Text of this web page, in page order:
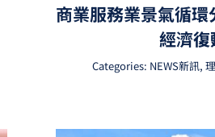
商業服務業景氣循
經濟復
Categories: NEWS新訊,